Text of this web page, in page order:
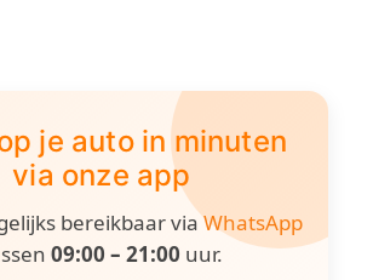
je auto in minuten
via onze app
bereikbaar viaWhatsApp
09:00 – 21:00 uur.